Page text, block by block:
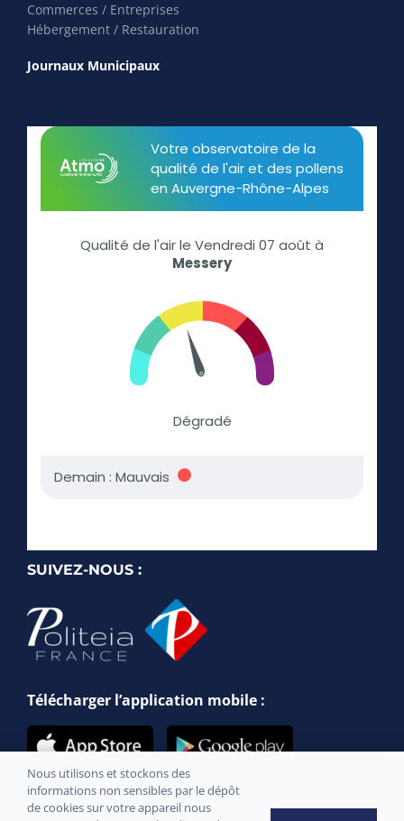
Commerces / Entreprises
Hébergement / Restauration
Journaux Municipaux
SUIVEZ-NOUS :
Télécharger l’application mobile :
Nous utilisons et stockons des
informations non sensibles par le dépôt
de cookies sur votre appareil nous